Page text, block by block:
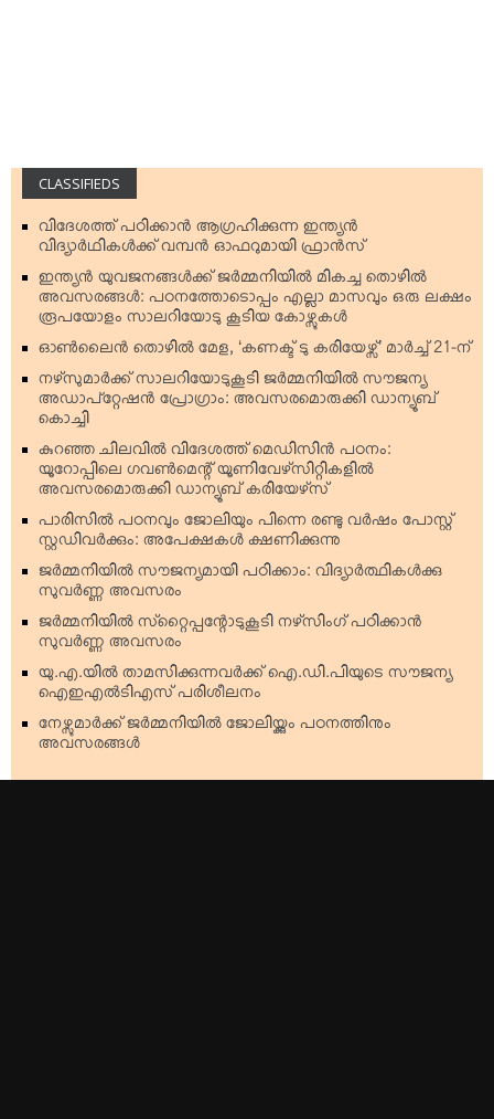
CLASSIFIEDS
വിദേശത്ത് പഠിക്കാന്‍ ആഗ്രഹിക്കുന്ന ഇന്ത്യന്‍
വിദ്യാര്‍ഥികള്‍ക്ക് വമ്പന്‍ ഓഫറുമായി ഫ്രാന്‍സ്
ഇന്ത്യന്‍ യുവജനങ്ങള്‍ക്ക് ജര്‍മ്മനിയില്‍ മികച്ച തൊഴില്‍
അവസരങ്ങള്‍: പഠനത്തോടൊപ്പം എല്ലാ മാസവും ഒരു ലക്ഷം
രൂപയോളം സാലറിയോടു കൂടിയ കോഴ്സുകള്‍
ഓണ്‍ലൈന്‍ തൊഴില്‍ മേള, ‘കണക്ട് ടു കരിയേഴ്സ്’ മാര്‍ച്ച് 21-ന്
നഴ്‌സുമാര്‍ക്ക് സാലറിയോടുകൂടി ജര്‍മ്മനിയില്‍ സൗജന്യ
അഡാപ്റ്റേഷന്‍ പ്രോഗ്രാം: അവസരമൊരുക്കി ഡാന്യൂബ്
കൊച്ചി
കുറഞ്ഞ ചിലവില്‍ വിദേശത്ത് മെഡിസിന്‍ പഠനം:
യൂറോപ്പിലെ ഗവണ്‍മെന്റ് യൂണിവേഴ്‌സിറ്റികളില്‍
അവസരമൊരുക്കി ഡാന്യൂബ് കരിയേഴ്‌സ്
പാരിസില്‍ പഠനവും ജോലിയും പിന്നെ രണ്ടു വര്‍ഷം പോസ്റ്റ്
സ്റ്റഡിവര്‍ക്കും: അപേക്ഷകള്‍ ക്ഷണിക്കുന്നു
ജര്‍മ്മനിയില്‍ സൗജന്യമായി പഠിക്കാം: വിദ്യാര്‍ത്ഥികള്‍ക്കു
സുവര്‍ണ്ണ അവസരം
ജര്‍മ്മനിയില്‍ സ്‌റ്റൈപ്പന്റോടുകൂടി നഴ്‌സിംഗ് പഠിക്കാന്‍
സുവര്‍ണ്ണ അവസരം
യു.എ.യില്‍ താമസിക്കുന്നവര്‍ക്ക് ഐ.ഡി.പിയുടെ സൗജന്യ
ഐഇഎല്‍ടിഎസ് പരിശീലനം
നേഴ്സുമാര്‍ക്ക് ജര്‍മ്മനിയില്‍ ജോലിയ്ക്കും പഠനത്തിനും
അവസരങ്ങള്‍